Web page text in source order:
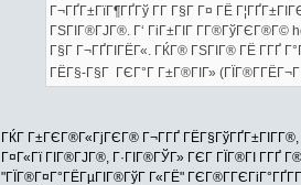
Г¬ГҐГ±ГїГ¶ГҐГў Г­Г Г§Г Г¤ ГЁ
ГЅГІГ®ГЈГ®. Г‘ ГіГ±ГІГ
Г§Г Г¬ГҐГІГЁГ«. ГЌГ® ГЅГІГ® ГЁ Г­ГҐ
ГЁГ§-Г§Г ГЄГ°Г Г±Г®ГІГ» (ГЇГ®Г­ГЁГ¬Г
ГЌГ Г±ГЄГ®Г«ГјГЄГ® Г¬Г­ГҐ
Г¤Г«Гї ГІГ®ГЈГ®, Г·ГІГ®ГЎГ» ГЄГ ГЇГ®ГІ Г­ГҐ
"ГЇГ®Г¤Г°ГЁГµГІГ®ГўГ Г«ГЁ"